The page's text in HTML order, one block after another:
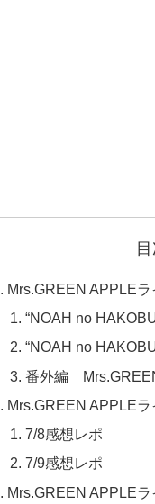
Mrs.GREEN APPLE
“NOAH no
“NOAH no
番外編
Mrs.GREEN APPLE
7/8感想レポ
7/9感想レポ
Mrs.GREEN APPLE